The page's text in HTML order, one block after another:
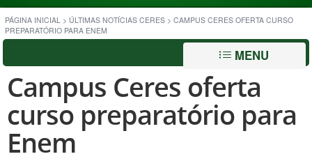
PÁGINA INICIAL > ÚLTIMAS NOTÍCIAS CERES > CAMPUS CERES OFERTA CURSO
PREPARATÓRIO PARA ENEM
MENU
Campus Ceres oferta
curso preparatório para
Enem